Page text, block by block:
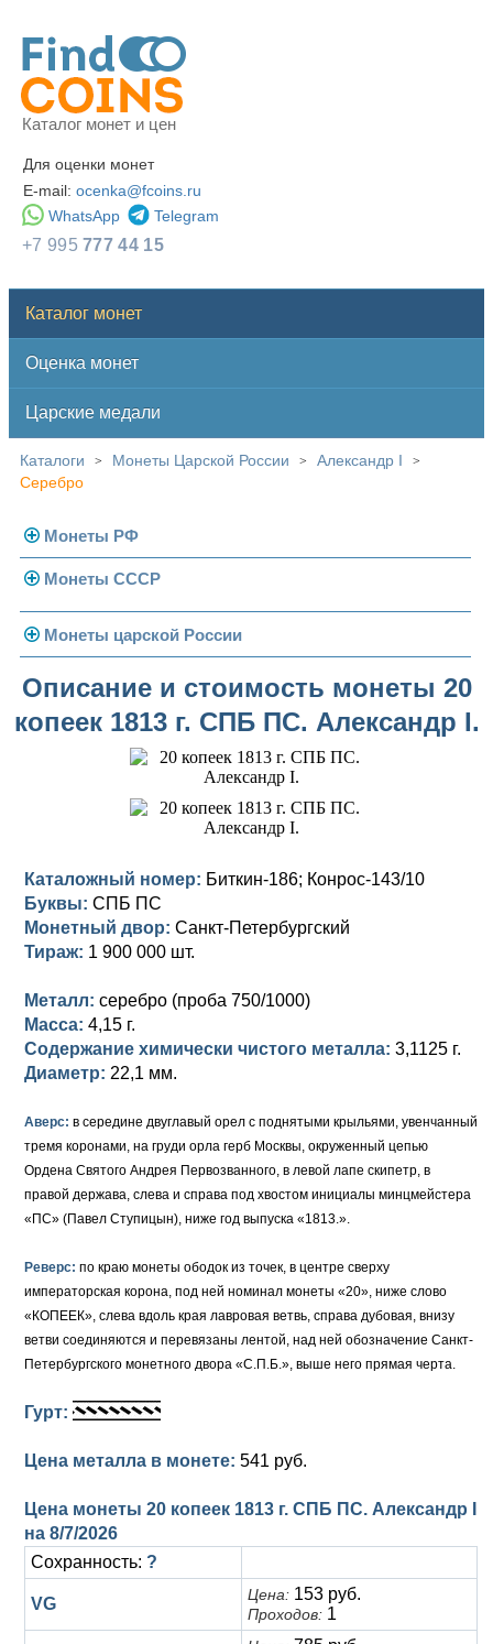
Каталог монет и цен
Для оценки монет
E-mail: ocenka@fcoins.ru
WhatsApp
Telegram
+7 995777 44 15
Каталог монет
Оценка монет
Царские медали
Каталоги > Монеты Царской России > Александр I >
Серебро
Монеты РФ
Современная Россия
Монеты 1991-1993 гг.
Монеты СССР
Погодовка СССР
Монеты 1958 года
Золотые червонцы
Памятные и юбилейные
Монеты царской России
Николай II (1894-1917)
Золото
Для Финляндии
Памятные и донативные
Александр III (1881-1894)
Для Финляндии
Памятные и донативные
Александр II (1855-1881)
Медь
Для Финляндии
Памятные и донативные
Николай I (1825-1855)
Серебро
Медь
Для Грузии
Русско-Польские
Для Польши
Памятные и донативные
Золото
Серебро
Медь
Для Грузии
Для Польши
Павел I (1796-1801)
Золото
Серебро
Медь
Екатерина II (1762-1796)
Золото
Серебро
Сибирские монеты
Для Молдавии и Валахии
Таврические монеты
Петр III (1762)
Золото
Серебро
Медь
Для Пруссии
Ливонезы
Альбертусталер
Иоанн Антонович (1740-1741)
Анна Иоанновна (1730-1740)
Петр II (1727-1730)
Екатерина I (1725-1727)
Петр I (1682-1725)
Золото
Серебро
Медь
Описание и стоимость монеты 20
копеек 1813 г. СПБ ПС. Александр I.
Каталожный номер: Биткин-186; Конрос-143/10
Буквы: СПБ ПС
Монетный двор: Санкт-Петербургский
Тираж: 1 900 000 шт.
Металл: серебро (проба 750/1000)
Масса: 4,15 г.
Содержание химически чистого металла: 3,1125 г.
Диаметр: 22,1 мм.
Аверс: в середине двуглавый орел с поднятыми крыльями, увенчанный
тремя коронами, на груди орла герб Москвы, окруженный цепью
Ордена Святого Андрея Первозванного, в левой лапе скипетр, в
правой держава, слева и справа под хвостом инициалы минцмейстера
«ПС» (Павел Ступицын), ниже год выпуска «1813.».
Реверс: по краю монеты ободок из точек, в центре сверху
императорская корона, под ней номинал монеты «20», ниже слово
«КОПЕЕК», слева вдоль края лавровая ветвь, справа дубовая, внизу
ветви соединяются и перевязаны лентой, над ней обозначение Санкт-
Петербургского монетного двора «С.П.Б.», выше него прямая черта.
Гурт:
Цена металла в монете: 541 руб.
Цена монеты 20 копеек 1813 г. СПБ ПС. Александр I
на 8/7/2026
Сохранность: ?
VG Цена: 153 руб.
Проходов: 1